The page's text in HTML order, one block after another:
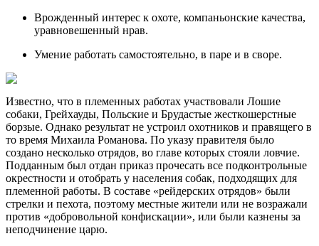
Врожденный интерес к охоте, компаньонские качества,
уравновешенный нрав.
Умение работать самостоятельно, в паре и в своре.
Известно, что в племенных работах участвовали Лошие
собаки, Грейхауды, Польские и Брудастые жесткошерстные
борзые. Однако результат не устроил охотников и правящего в
то время Михаила Романова. По указу правителя было
создано несколько отрядов, во главе которых стояли ловчие.
Подданным был отдан приказ прочесать все подконтрольные
окрестности и отобрать у населения собак, подходящих для
племенной работы. В составе «рейдерских отрядов» были
стрелки и пехота, поэтому местные жители или не возражали
против «добровольной конфискации», или были казнены за
неподчинение царю.